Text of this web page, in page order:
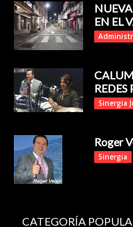
EN EL
REDES
Sinergia
Roger
Sinergia
CATEGORÍA